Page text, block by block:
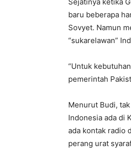
baru beberapa
Sovyet. Namun
“sukarelawan”
“Untuk
pemerintah
Menurut Budi,
Indonesia ada di
ada kontak radio
perang urat